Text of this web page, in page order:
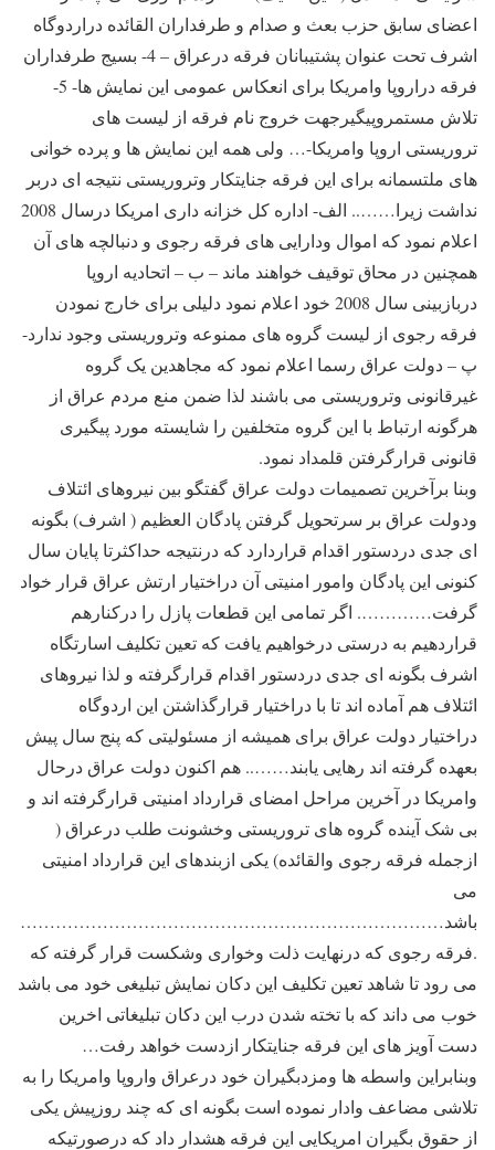
اعضای سابق حزب بعث و صدام و طرفداران القائده دراردوگاه
اشرف تحت عنوان پشتیبانان فرقه درعراق – 4- بسیج طرفداران
فرقه دراروپا وامریکا برای انعکاس عمومی این نمایش ها- 5-
تلاش مستمروپیگیرجهت خروج نام فرقه از لیست های
تروریستی اروپا وامریکا-… ولی همه این نمایش ها و پرده خوانی
های ملتسمانه برای این فرقه جنایتکار وتروریستی نتیجه ای دربر
نداشت زیرا…….. الف- اداره کل خزانه داری امریکا درسال 2008
اعلام نمود که اموال ودارایی های فرقه رجوی و دنبالچه های آن
همچنین در محاق توقیف خواهند ماند – ب – اتحادیه اروپا
دربازبینی سال 2008 خود اعلام نمود دلیلی برای خارج نمودن
فرقه رجوی از لیست گروه های ممنوعه وتروریستی وجود ندارد-
پ – دولت عراق رسما اعلام نمود که مجاهدین یک گروه
غیرقانونی وتروریستی می باشند لذا ضمن منع مردم عراق از
هرگونه ارتباط با این گروه متخلفین را شایسته مورد پیگیری
قانونی قرارگرفتن قلمداد نمود.
وبنا برآخرین تصمیمات دولت عراق گفتگو بین نیروهای ائتلاف
ودولت عراق بر سرتحویل گرفتن پادگان العظیم ( اشرف) بگونه
ای جدی دردستور اقدام قراردارد که درنتیجه حداکثرتا پایان سال
کنونی این پادگان وامور امنیتی آن دراختیار ارتش عراق قرار خواد
گرفت…………. اگر تمامی این قطعات پازل را درکنارهم
قراردهیم به درستی درخواهیم یافت که تعین تکلیف اسارتگاه
اشرف بگونه ای جدی دردستور اقدام قرارگرفته و لذا نیروهای
ائتلاف هم آماده اند تا با دراختیار قرارگذاشتن این اردوگاه
دراختیار دولت عراق برای همیشه از مسئولیتی که پنج سال پیش
بعهده گرفته اند رهایی یابند…….. هم اکنون دولت عراق درحال
وامریکا در آخرین مراحل امضای قرارداد امنیتی قرارگرفته اند و
بی شک آینده گروه های تروریستی وخشونت طلب درعراق (
ازجمله فرقه رجوی والقائده) یکی ازبندهای این قرارداد امنیتی
می
باشد………………………………………………………………
.فرقه رجوی که درنهایت ذلت وخواری وشکست قرار گرفته که
می رود تا شاهد تعین تکلیف این دکان نمایش تبلیغی خود می باشد
خوب می داند که با تخته شدن درب این دکان تبلیغاتی اخرین
دست آویز های این فرقه جنایتکار ازدست خواهد رفت…
وبنابراین واسطه ها ومزدبگیران خود درعراق واروپا وامریکا را به
تلاشی مضاعف وادار نموده است بگونه ای که چند روزپیش یکی
از حقوق بگیران امریکایی این فرقه هشدار داد که درصورتیکه